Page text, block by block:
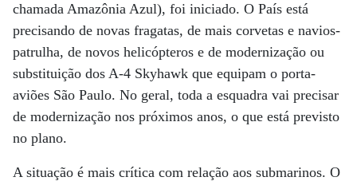
chamada Amazônia Azul), foi iniciado. O País está
precisando de novas fragatas, de mais corvetas e navios-
patrulha, de novos helicópteros e de modernização ou
substituição dos A-4 Skyhawk que equipam o porta-
aviões São Paulo. No geral, toda a esquadra vai precisar
de modernização nos próximos anos, o que está previsto
no plano.
A situação é mais crítica com relação aos submarinos. O